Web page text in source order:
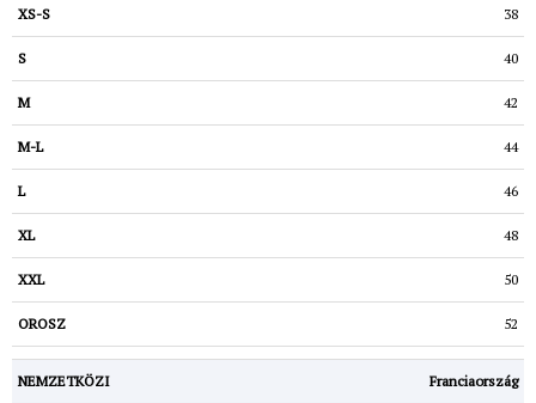
38
40
42
44
46
48
50
52
Franciaország